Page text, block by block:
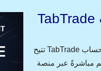
TabTrade تدعو الإماراتيين إلى فتح حساب VIP حصري مع مزايا
تتيح TabTrade لـ الإماراتيين فرصة الارتقاء بتجربة التداول من خلال حساب VIP حصري. يتضمن حساب VIP ميزات